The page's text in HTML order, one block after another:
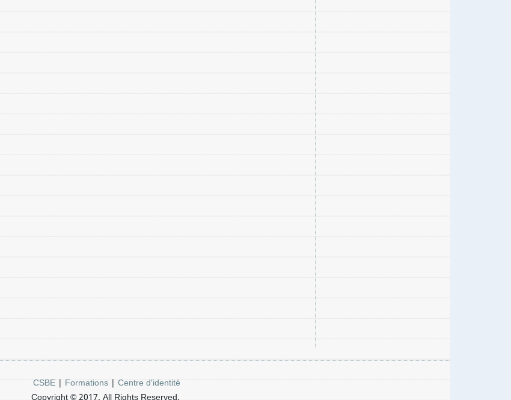
CSBE | Formations |Centre d'identité